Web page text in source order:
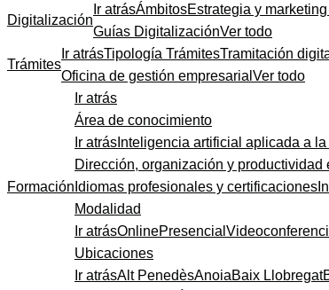
Digitalización
Ir atrásÁmbitosEstrategia y marketing
Guías DigitalizaciónVer todo
Trámites
Ir atrásTipología TrámitesTramitación
Oficina de gestión empresarial Ver todo
Formación
Ir atrás
Área de conocimiento
Ir atrás Inteligencia artificial aplicada a
Dirección, organización y productividad
Idiomas profesionales y certificaciones
Modalidad
Ir atrásOnlinePresencial
Ubicaciones
Ir atrásAlt PenedèsAnoiaBaix Llobregat